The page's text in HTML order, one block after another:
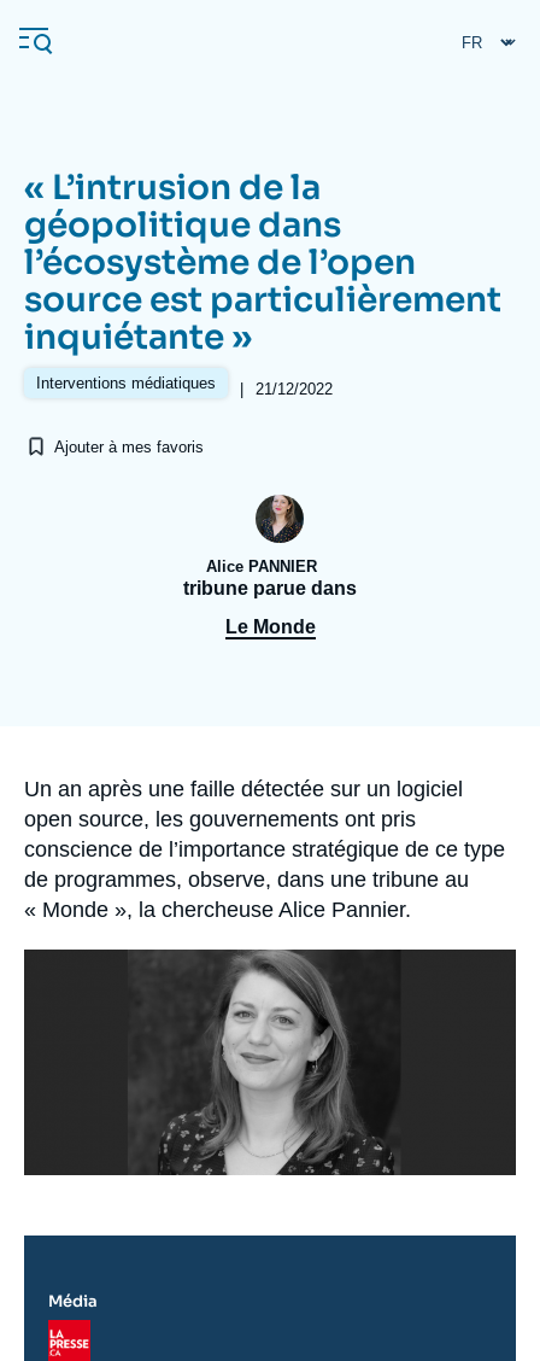
au
contenu
Navigation
principale
L'Ifri
Analyses
Se connecter
À propos de l'Ifri Recherches fréquentes
« L’intrusion de la
géopolitique dans
l’écosystème de l’open
source est particulièrement
inquiétante »
Interventions médiatiques | 21/12/2022
Ajouter à mes favoris
Alice PANNIER
tribune parue dans
Le Monde
Accroche
Un an après une faille détectée sur un logiciel
open source, les gouvernements ont pris
conscience de l’importance stratégique de ce type
de programmes, observe, dans une tribune au
« Monde », la chercheuse Alice Pannier.
Média
Logo